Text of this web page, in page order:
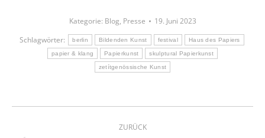
Kategorie: Blog, Presse
19. Juni 2023
Schlagwörter:
berlin Bildenden Kunst festival Haus des Papiers
papier & klang Papierkunst skulptural Papierkunst
zetítgenössische Kunst
Kommentarnavigation
ZURÜCK